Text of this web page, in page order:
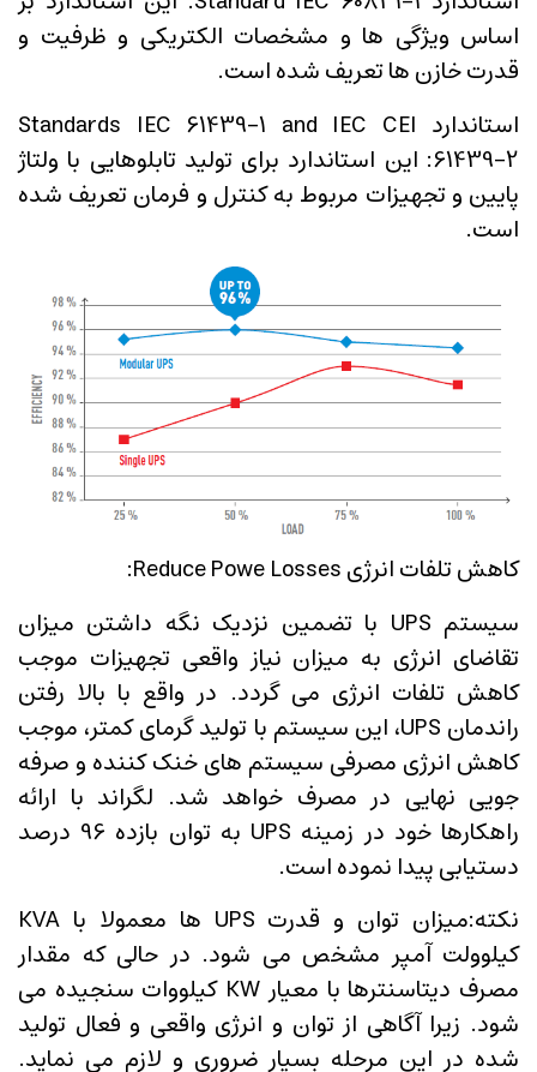
اساس ویژگی ها و مشخصات الکتریکی و ظرفیت و
قدرت خازن ها تعریف شده است.
استاندارد Standards IEC 61439-1 and IEC CEI
61439-2: این استاندارد برای تولید تابلوهایی با ولتاژ
پایین و تجهیزات مربوط به کنترل و فرمان تعریف شده
است.
کاهش تلفات انرژی Reduce Powe Losses:
سیستم UPS با تضمین نزدیک نگه داشتن میزان
تقاضای انرژی به میزان نیاز واقعی تجهیزات موجب
کاهش تلفات انرژی می گردد. در واقع با بالا رفتن
راندمان UPS، این سیستم با تولید گرمای کمتر، موجب
کاهش انرژی مصرفی سیستم های خنک کننده و صرفه
جویی نهایی در مصرف خواهد شد. لگراند با ارائه
راهکارها خود در زمینه UPS به توان بازده 96 درصد
دستیابی پیدا نموده است.
نکته:میزان توان و قدرت UPS ها معمولا با KVA
کیلوولت آمپر مشخص می شود. در حالی که مقدار
مصرف دیتاسنترها با معیار KW کیلووات سنجیده می
شود. زیرا آگاهی از توان و انرژی واقعی و فعال تولید
شده در این مرحله بسیار ضروری و لازم می نماید.